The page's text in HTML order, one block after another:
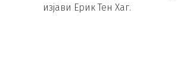
изјави Ерик Тен Хаг.